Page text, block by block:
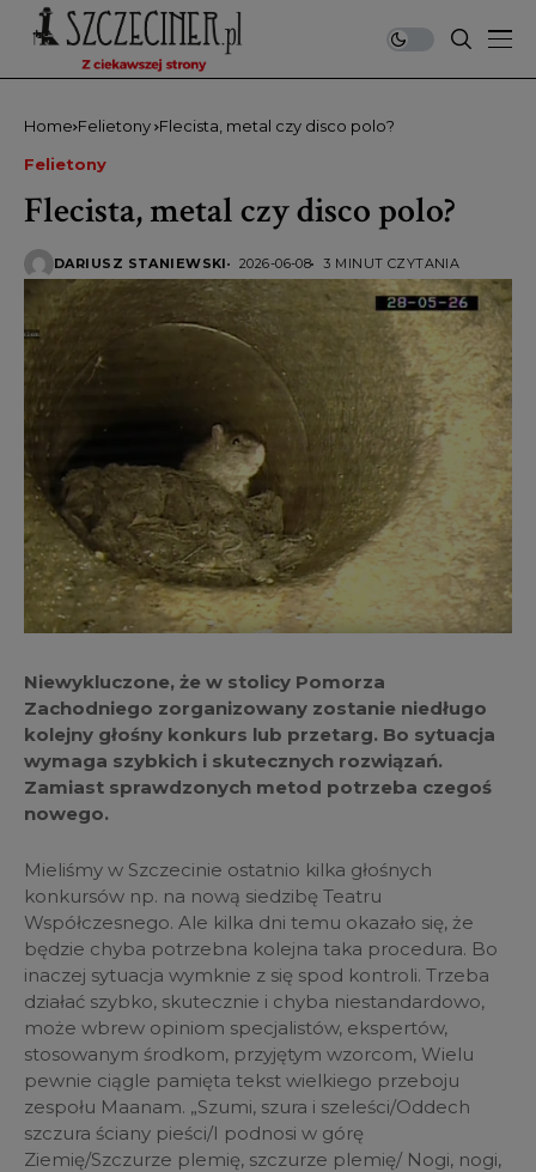
Home Felietony Flecista, metal czy disco polo?
Felietony
Flecista, metal czy disco polo?
DARIUSZ STANIEWSKI 2026-06-08 3 MINUT CZYTANIA
Niewykluczone, że w stolicy Pomorza
Zachodniego zorganizowany zostanie niedługo
kolejny głośny konkurs lub przetarg. Bo sytuacja
wymaga szybkich i skutecznych rozwiązań.
Zamiast sprawdzonych metod potrzeba czegoś
nowego.
Mieliśmy w Szczecinie ostatnio kilka głośnych
konkursów np. na nową siedzibę Teatru
Współczesnego. Ale kilka dni temu okazało się, że
będzie chyba potrzebna kolejna taka procedura. Bo
inaczej sytuacja wymknie z się spod kontroli. Trzeba
działać szybko, skutecznie i chyba niestandardowo,
może wbrew opiniom specjalistów, ekspertów,
stosowanym środkom, przyjętym wzorcom, Wielu
pewnie ciągle pamięta tekst wielkiego przeboju
zespołu Maanam. „Szumi, szura i szeleści/Oddech
szczura ściany pieści/I podnosi w górę
Ziemię/Szczurze plemię, szczurze plemię/ Nogi, nogi,